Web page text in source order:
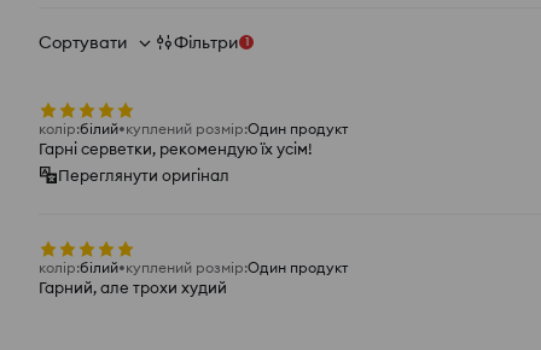
Сортувати Фільтри 1
колір:білий куплений розмір:Один продукт
Гарні серветки, рекомендую їх усім!
Переглянути оригінал
колір:білий куплений розмір:Один продукт
Гарний, але трохи худий